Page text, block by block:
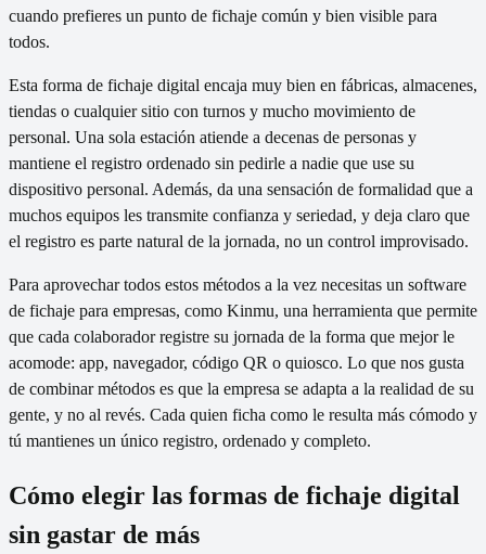
cuando prefieres un punto de fichaje común y bien visible para
todos.
Esta forma de fichaje digital encaja muy bien en fábricas, almacenes,
tiendas o cualquier sitio con turnos y mucho movimiento de
personal. Una sola estación atiende a decenas de personas y
mantiene el registro ordenado sin pedirle a nadie que use su
dispositivo personal. Además, da una sensación de formalidad que a
muchos equipos les transmite confianza y seriedad, y deja claro que
el registro es parte natural de la jornada, no un control improvisado.
Para aprovechar todos estos métodos a la vez necesitas un software
de fichaje para empresas, como Kinmu, una herramienta que permite
que cada colaborador registre su jornada de la forma que mejor le
acomode: app, navegador, código QR o quiosco. Lo que nos gusta
de combinar métodos es que la empresa se adapta a la realidad de su
gente, y no al revés. Cada quien ficha como le resulta más cómodo y
tú mantienes un único registro, ordenado y completo.
Cómo elegir las formas de fichaje digital
sin gastar de más